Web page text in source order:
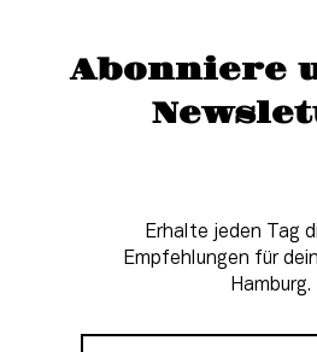
Abonniere
Erhalte jeden Tag
Empfehlungen für
Hamburg.